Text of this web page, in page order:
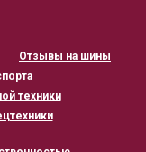
Отзывы на шины
техники